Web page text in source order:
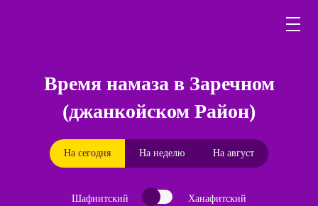
Время намаза в Заречном
(джанкойском Район)
На сегодня На неделю На август
Шафиитский Ханафитский